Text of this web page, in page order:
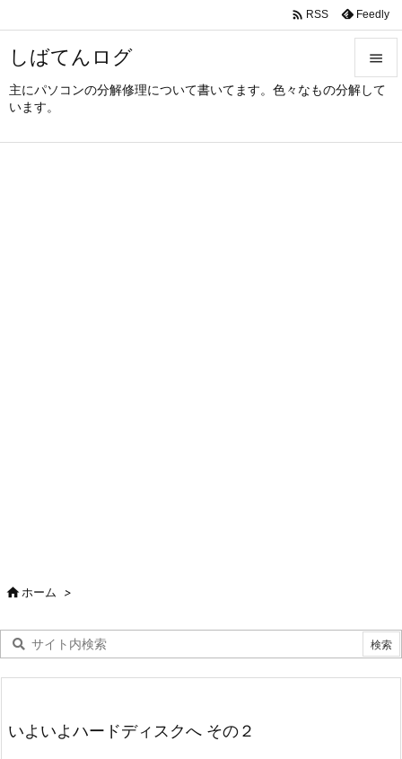
しばてんログ
主にパソコンの分解修理について書いてます。色々なもの分解して
います。



 RSS Feedly
ホーム >
いよいよハードディスクへ その２